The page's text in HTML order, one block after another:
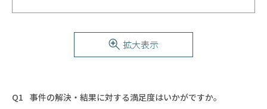
拡大表示
事件の解決・結果に対する満足度はいかがですか。